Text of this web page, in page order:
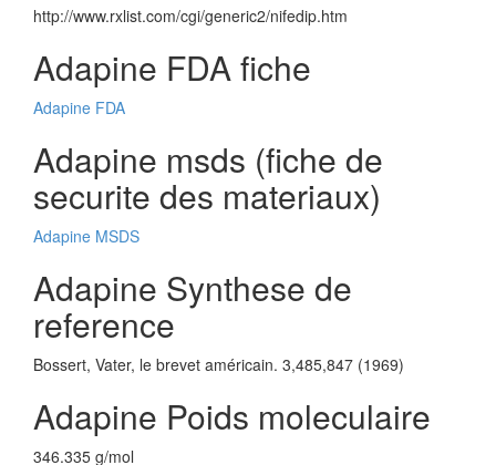
http://www.rxlist.com/cgi/generic2/nifedip.htm
Adapine FDA fiche
Adapine FDA
Adapine msds (fiche de
securite des materiaux)
Adapine MSDS
Adapine Synthese de
reference
Bossert, Vater, le brevet américain. 3,485,847 (1969)
Adapine Poids moleculaire
346.335 g/mol